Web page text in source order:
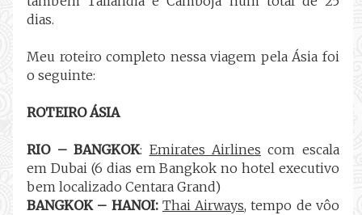
dias.
Meu roteiro completo nessa viagem pela Ásia foi
o seguinte:
ROTEIRO ÁSIA
RIO – BANGKOK: Emirates Airlines com escala
em Dubai (6 dias em Bangkok no hotel executivo
bem localizado Centara Grand)
BANGKOK – HANOI: Thai Airways, tempo de vôo